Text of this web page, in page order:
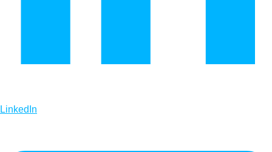
LinkedIn